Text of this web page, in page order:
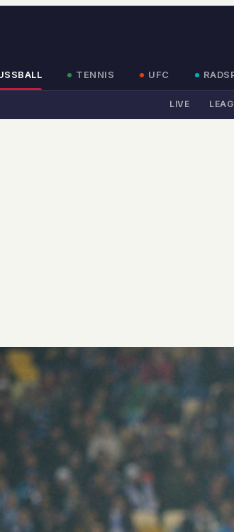
TENNIS UFC
LIVE